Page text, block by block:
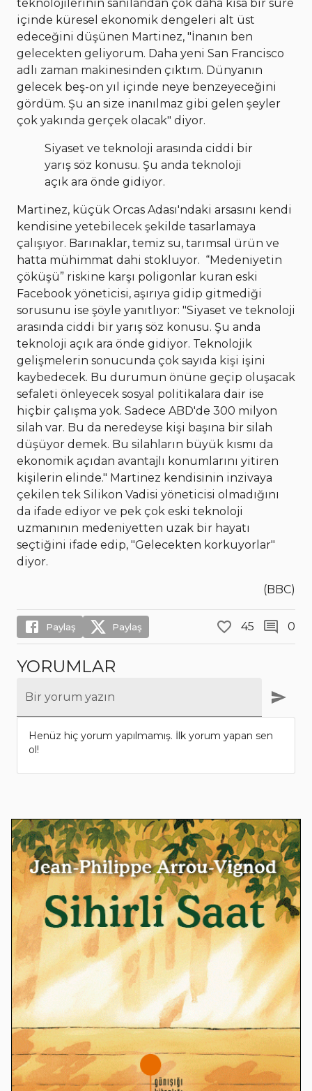
teknolojilerinin sanılandan çok daha kısa bir süre
içinde küresel ekonomik dengeleri alt üst
edeceğini düşünen Martinez, "İnanın ben
gelecekten geliyorum. Daha yeni San Francisco
adlı zaman makinesinden çıktım. Dünyanın
gelecek beş-on yıl içinde neye benzeyeceğini
gördüm. Şu an size inanılmaz gibi gelen şeyler
çok yakında gerçek olacak" diyor.
Siyaset ve teknoloji arasında ciddi bir
yarış söz konusu. Şu anda teknoloji
açık ara önde gidiyor.
Martinez, küçük Orcas Adası'ndaki arsasını kendi
kendisine yetebilecek şekilde tasarlamaya
çalışıyor. Barınaklar, temiz su, tarımsal ürün ve
hatta mühimmat dahi stokluyor. “Medeniyetin
çöküşü” riskine karşı poligonlar kuran eski
Facebook yöneticisi, aşırıya gidip gitmediği
sorusunu ise şöyle yanıtlıyor: "Siyaset ve teknoloji
arasında ciddi bir yarış söz konusu. Şu anda
teknoloji açık ara önde gidiyor. Teknolojik
gelişmelerin sonucunda çok sayıda kişi işini
kaybedecek. Bu durumun önüne geçip oluşacak
sefaleti önleyecek sosyal politikalara dair ise
hiçbir çalışma yok. Sadece ABD'de 300 milyon
silah var. Bu da neredeyse kişi başına bir silah
düşüyor demek. Bu silahların büyük kısmı da
ekonomik açıdan avantajlı konumlarını yitiren
kişilerin elinde." Martinez kendisinin inzivaya
çekilen tek Silikon Vadisi yöneticisi olmadığını
da ifade ediyor ve pek çok eski teknoloji
uzmanının medeniyetten uzak bir hayatı
seçtiğini ifade edip, "Gelecekten korkuyorlar"
diyor.
(BBC)
Paylaş Paylaş 45 0
YORUMLAR
Bir yorum yazın
Henüz hiç yorum yapılmamış. İlk yorum yapan sen
ol!